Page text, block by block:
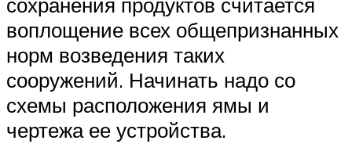
воплощение всех общепризнанных
норм возведения таких
сооружений. Начинать надо со
схемы расположения ямы и
чертежа ее устройства.